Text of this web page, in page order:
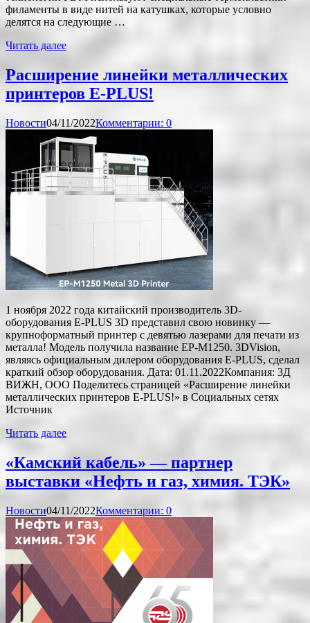
филаменты в виде нитей на катушках, которые условно
делятся на следующие …
Читать далее
Расширение линейки металлических
принтеров E-PLUS!
Новости04/11/2022Комментарии: 0
1 ноября 2022 года китайский производитель 3D-
оборудования E-PLUS 3D представил свою новинку —
крупноформатный принтер с девятью лазерами для печати из
металла! Модель получила название EP-M1250. 3DVision,
являясь официальным дилером оборудования E-PLUS, сделал
краткий обзор оборудования. Дата: 01.11.2022Компания: 3Д
ВИЖН, ООО Поделитесь страницей «Расширение линейки
металлических принтеров E-PLUS!» в Социальных сетях
Источник
Читать далее
«Камский кабель» — партнер
выставки «Нефть и газ, химия. ТЭК»
Новости04/11/2022Комментарии: 0